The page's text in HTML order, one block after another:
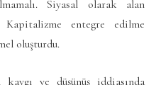
Siyasal olarak alan
Kapitalizme entegre edilme
oluşturdu.
ve düşünüş iddiasında